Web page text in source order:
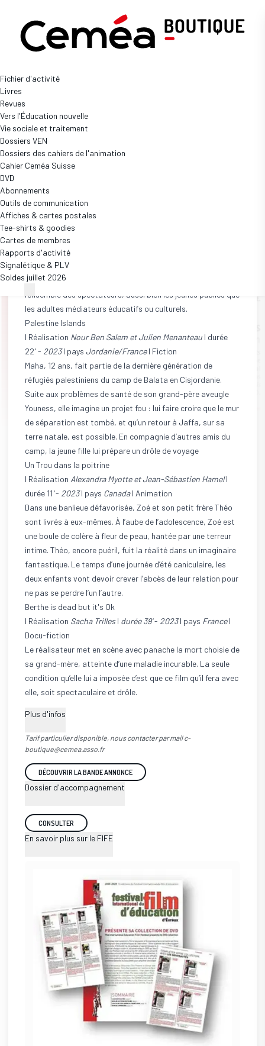
Fichier d'activité
Livres
Revues
Vers l'Éducation nouvelle
Vie sociale et traitement
Dossiers VEN
Dossiers des cahiers de l'animation
Cahier Ceméa Suisse
DVD
Abonnements
Outils de communication
Affiches & cartes postales
Tee-shirts & goodies
Cartes de membres
Rapports d'activité
Signalétique & PLV
Soldes juillet 2026
collectivités/organismes)
Réf: PDVD-FIFE-20
55,00 €
En stock
Quantité
Le Festival international du film d’éducation enrichit chaque
année sa collection DVD des courts métrages appréciés par
l’ensemble des spectateurs, aussi bien les jeunes publics que
les adultes médiateurs éducatifs ou culturels.
Palestine Islands
I Réalisation Nour Ben Salem et Julien Menanteau I durée
22' - 2023I pays Jordanie/FranceI Fiction
Maha, 12 ans, fait partie de la dernière génération de
réfugiés palestiniens du camp de Balata en Cisjordanie.
Suite aux problèmes de santé de son grand-père aveugle
Youness, elle imagine un projet fou : lui faire croire que le mur
de séparation est tombé, et qu’un retour à Jaffa, sur sa
terre natale, est possible. En compagnie d’autres amis du
camp, la jeune fille lui prépare un drôle de voyage
Un Trou dans la poitrine
I Réalisation Alexandra Myotte et Jean-Sébastien HamelI
durée 11- 2023I pays CanadaI Animation
Dans une banlieue défavorisée, Zoé et son petit frère Théo
sont livrés à eux-mêmes. À l’aube de l’adolescence, Zoé est
une boule de colère à fleur de peau, hantée par une terreur
intime. Théo, encore puéril, fuit la réalité dans un imaginaire
fantastique. Le temps d’une journée d’été caniculaire, les
deux enfants vont devoir crever l’abcès de leur relation pour
ne pas se perdre l’un l’autre.
Berthe is dead but it's Ok
I Réalisation Sacha TrillesI durée 39'- 2023I pays FranceI
Docu-fiction
Le réalisateur met en scène avec panache la mort choisie de
sa grand-mère, atteinte d’une maladie incurable. La seule
condition qu’elle lui a imposée c’est que ce film qu’il fera avec
elle, soit spectaculaire et drôle.
Plus d'infos
Tarif particulier disponible, nous contacter par mail c-
boutique@cemea.asso.fr
DÉCOUVRIR LA BANDE ANNONCE
Dossier d'accompagnement
CONSULTER
En savoir plus sur le FIFE